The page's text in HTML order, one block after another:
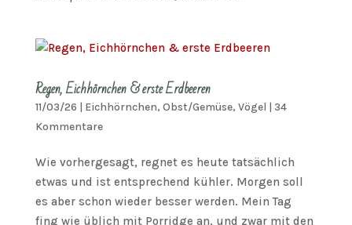
Regen, Eichhörnchen & erste Erdbeeren
11/03/26 | Eichhörnchen, Obst/Gemüse, Vögel | 34
Kommentare
Wie vorhergesagt, regnet es heute tatsächlich
etwas und ist entsprechend kühler. Morgen soll
es aber schon wieder besser werden. Mein Tag
fing wie üblich mit Porridge an, und zwar mit den